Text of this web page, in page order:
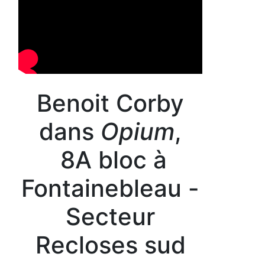
Benoit Corby
dans Opium,
8A bloc à
Fontainebleau -
Secteur
Recloses sud